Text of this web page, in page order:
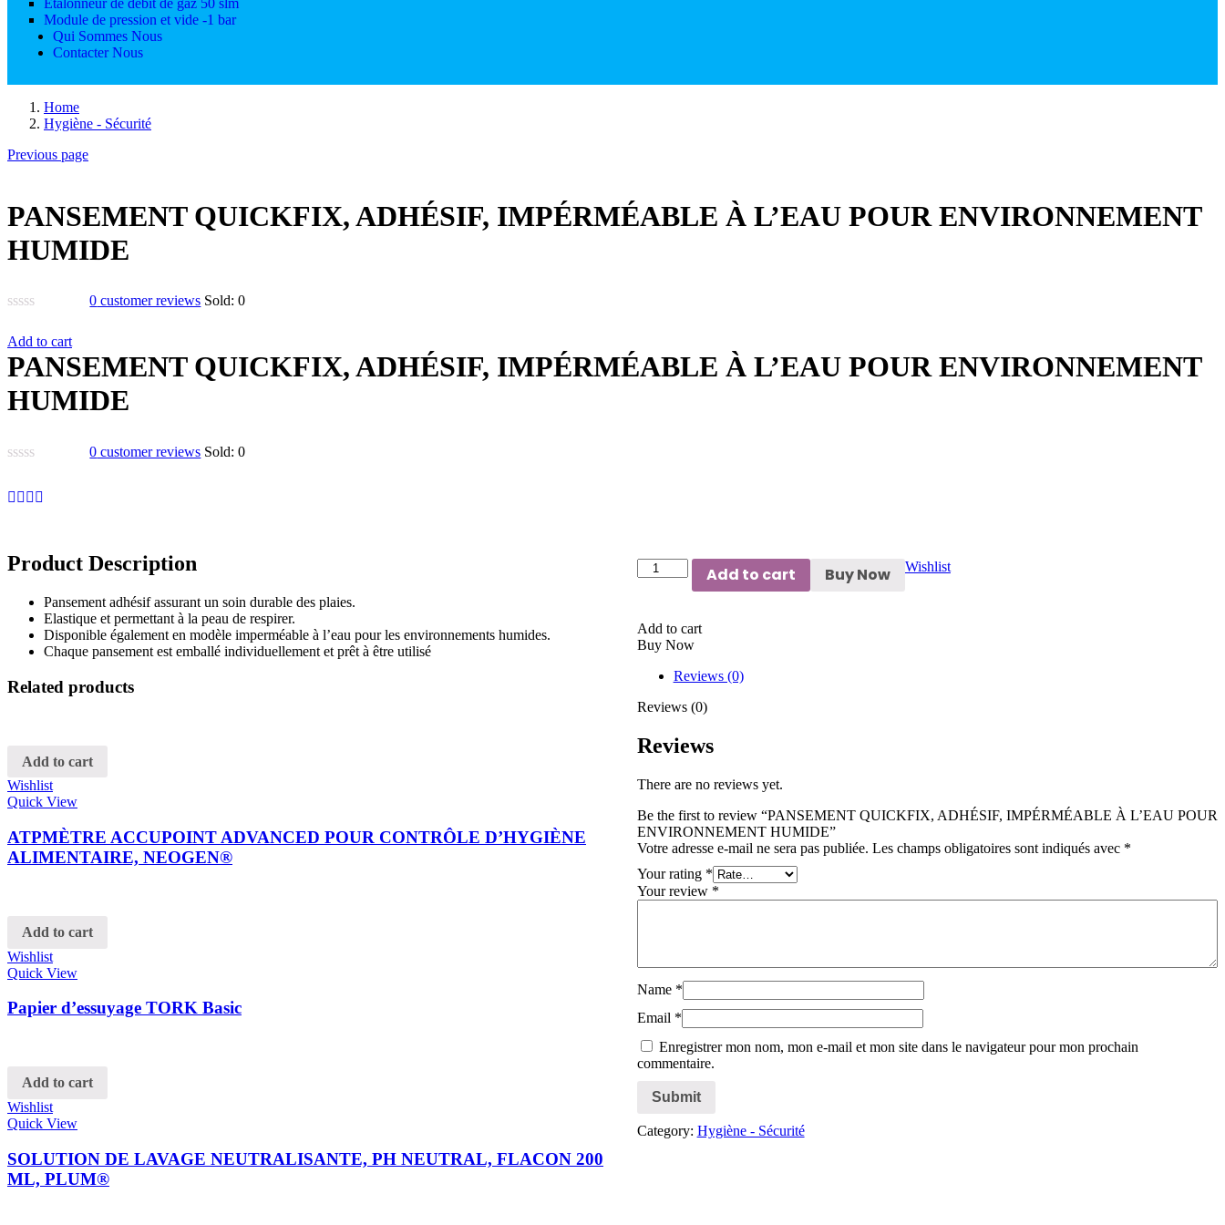
Etalonneur de débit de gaz 50 slm
Module de pression et vide -1 bar
Qui Sommes Nous
Contacter Nous
Home
Hygiène - Sécurité
Previous page
PANSEMENT QUICKFIX, ADHÉSIF, IMPÉRMÉABLE À L’EAU POUR ENVIRONNEMENT
HUMIDE
0 customer reviews Sold:0
Add to cart
PANSEMENT QUICKFIX, ADHÉSIF, IMPÉRMÉABLE À L’EAU POUR ENVIRONNEMENT
HUMIDE
0 customer reviews Sold:0
Add to cart Buy Now Wishlist
Add to cart
Buy Now
Reviews (0)
Reviews (0)
Reviews
There are no reviews yet.
Be the first to review “PANSEMENT QUICKFIX, ADHÉSIF, IMPÉRMÉABLE À L’EAU POUR
ENVIRONNEMENT HUMIDE”
Votre adresse e-mail ne sera pas publiée. Les champs obligatoires sont indiqués avec *
Your rating *
Your review *
Name *
Email *
Enregistrer mon nom, mon e-mail et mon site dans le navigateur pour mon prochain
commentaire.
Category: Hygiène - Sécurité
Product Description
Pansement adhésif assurant un soin durable des plaies.
Elastique et permettant à la peau de respirer.
Disponible également en modèle imperméable à l’eau pour les environnements humides.
Chaque pansement est emballé individuellement et prêt à être utilisé
Related products
Add to cart
Wishlist
Quick View
ATPMÈTRE ACCUPOINT ADVANCED POUR CONTRÔLE D’HYGIÈNE
ALIMENTAIRE, NEOGEN®
Add to cart
Wishlist
Quick View
Papier d’essuyage TORK Basic
Add to cart
Wishlist
Quick View
SOLUTION DE LAVAGE NEUTRALISANTE, PH NEUTRAL, FLACON 200
ML, PLUM®